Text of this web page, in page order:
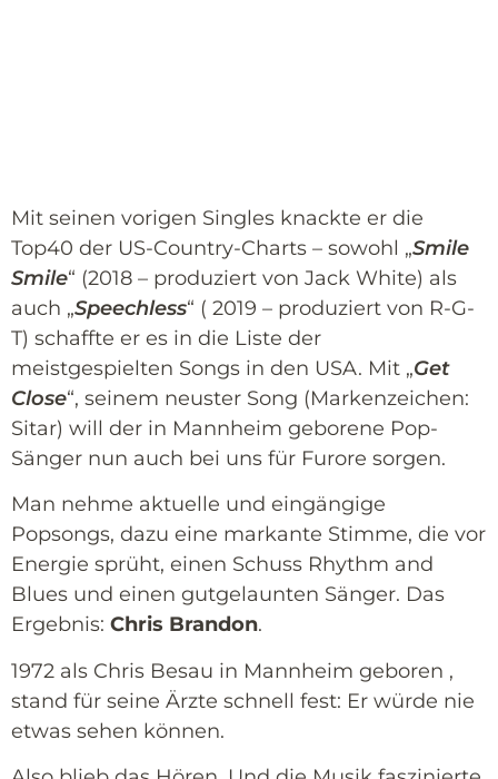
Mit seinen vorigen Singles knackte er die
Top40 der US-Country-Charts – sowohl „Smile
Smile“ (2018 – produziert von Jack White) als
auch „Speechless“ ( 2019 – produziert von R-G-
T) schaffte er es in die Liste der
meistgespielten Songs in den USA. Mit „Get
Close“, seinem neuster Song (Markenzeichen:
Sitar) will der in Mannheim geborene Pop-
Sänger nun auch bei uns für Furore sorgen.
Man nehme aktuelle und eingängige
Popsongs, dazu eine markante Stimme, die vor
Energie sprüht, einen Schuss Rhythm and
Blues und einen gutgelaunten Sänger. Das
Ergebnis: Chris Brandon.
1972 als Chris Besau in Mannheim geboren ,
stand für seine Ärzte schnell fest: Er würde nie
etwas sehen können.